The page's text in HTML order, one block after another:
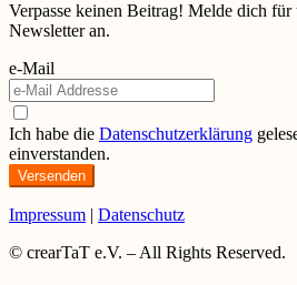
Verpasse keinen Beitrag! Melde dich für
Newsletter an.
e-Mail
Ich habe die Datenschutzerklärung
einverstanden.
Versenden
Impressum | Datenschutz
© crearTaT e.V. – All Rights Reserved.